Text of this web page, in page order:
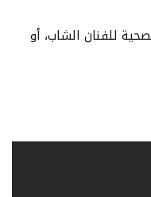
للفنان الشاب، أو